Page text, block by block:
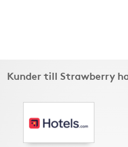
Kunder till Strawberry